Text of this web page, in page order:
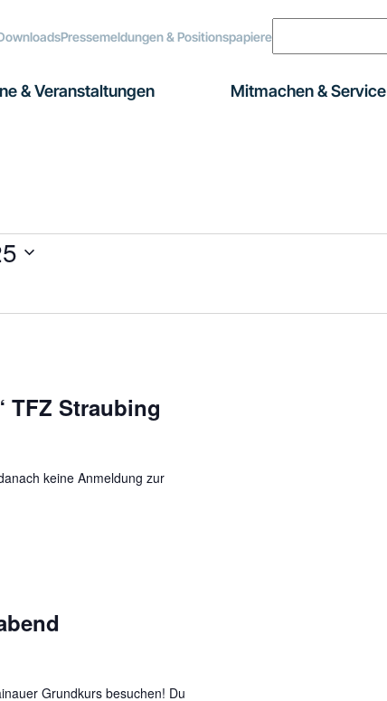
Pressemeldungen & Positionspapiere
& Veranstaltungen Mitmachen & Service
TFZ Straubing
keine Anmeldung zur
Grundkurs besuchen! Du